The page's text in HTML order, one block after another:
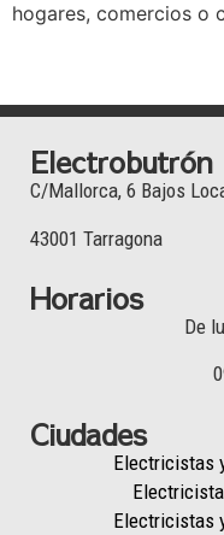
hogares, comercios o
Electrobutrón
C/Mallorca, 6 Bajos
43001 Tarragona
Horarios
De
Ciudades
Electricistas
Electricistas